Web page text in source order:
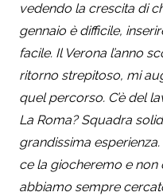
vedendo la crescita di
gennaio è difficile,
facile. Il Verona l’anno
ritorno strepitoso, mi
quel percorso. C’è del
La Roma? Squadra
grandissima
ce la giocheremo e
abbiamo sempre